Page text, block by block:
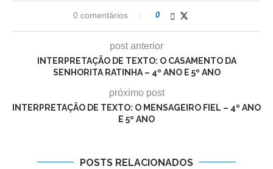
0 comentários 0
post anterior
INTERPRETAÇÃO DE TEXTO: O CASAMENTO DA
SENHORITA RATINHA – 4º ANO E 5º ANO
próximo post
INTERPRETAÇÃO DE TEXTO: O MENSAGEIRO FIEL – 4º ANO
E 5º ANO
POSTS RELACIONADOS